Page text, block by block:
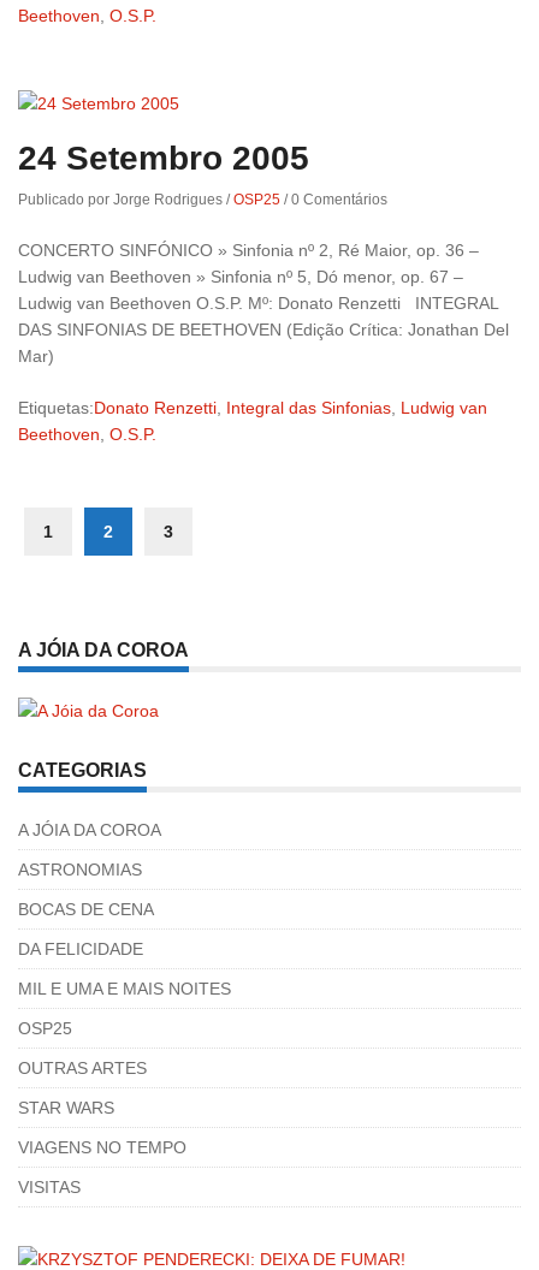
Beethoven O.S.P.
24 Setembro 2005
Publicado por Jorge Rodrigues /OSP25 /0 Comentários
CONCERTO SINFÓNICO » Sinfonia nº 2, Ré Maior, op. 36 –
Ludwig van Beethoven » Sinfonia nº 5, Dó menor, op. 67 –
Ludwig van Beethoven O.S.P. Mº: Donato Renzetti INTEGRAL
DAS SINFONIAS DE BEETHOVEN (Edição Crítica: Jonathan Del
Mar)
Etiquetas:Donato Renzetti Integral das Sinfonias Ludwig van
Beethoven O.S.P.
1 2 3
A JÓIA DA COROA
CATEGORIAS
A JÓIA DA COROA
ASTRONOMIAS
BOCAS DE CENA
DA FELICIDADE
MIL E UMA E MAIS NOITES
OSP25
OUTRAS ARTES
STAR WARS
VIAGENS NO TEMPO
VISITAS